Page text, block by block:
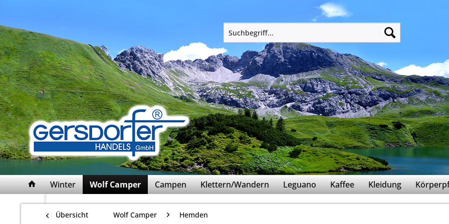
Winter Wolf Camper Campen Klettern/Wandern Leguano Kaffee Kleidung
Übersicht Wolf Camper Hemden